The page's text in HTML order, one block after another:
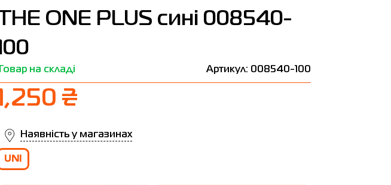
THE ONE PLUS сині 008540-
100
Товар на складі Артикул: 008540-100
1,250 ₴
Наявність у магазинах
UNI